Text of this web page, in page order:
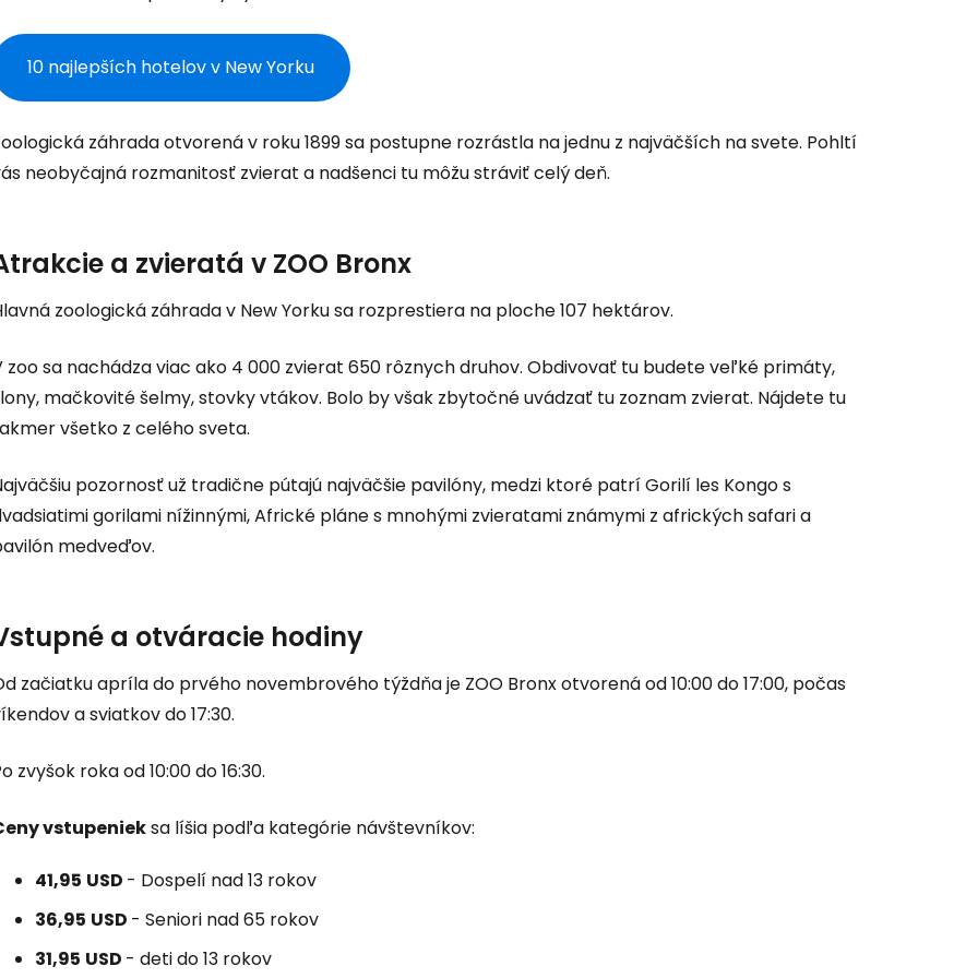
10 najlepších hotelov v New Yorku
záhrada otvorená v roku 1899 sa postupne rozrástla na jednu z najväčších na svete. Pohltí
neobyčajná rozmanitosť zvierat a nadšenci tu môžu stráviť celý deň.
a zvieratá v ZOO Bronx
zoologická záhrada v New Yorku sa rozprestiera na ploche 107 hektárov.
zoo sa nachádza viac ako 4 000 zvierat 650 rôznych druhov. Obdivovať tu budete veľké primáty,
mačkovité šelmy, stovky vtákov. Bolo by však zbytočné uvádzať tu zoznam zvierat. Nájdete tu
všetko z celého sveta.
pozornosť už tradične pútajú najväčšie pavilóny, medzi ktoré patrí Gorilí les Kongo s
gorilami nížinnými, Africké pláne s mnohými zvieratami známymi z afrických safari a
medveďov.
a otváracie hodiny
začiatku apríla do prvého novembrového týždňa je ZOO Bronx otvorená od 10:00 do 17:00, počas
a sviatkov do 17:30.
zvyšok roka od 10:00 do 16:30.
vstupenieksa líšia podľa kategórie návštevníkov:
41,95 USD - Dospelí nad 13 rokov
36,95 USD - Seniori nad 65 rokov
31,95 USD - deti do 13 rokov
Prihláste sa do služby
Cestee
... celosvetovej komunity cestovateľov